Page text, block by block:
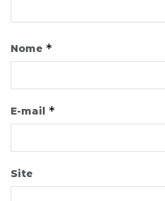
Nome *
E-mail *
Site